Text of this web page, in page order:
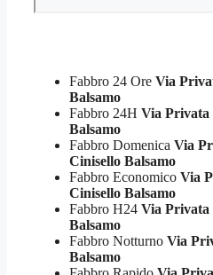
Fabbro 24 Ore Via
Balsamo
Fabbro 24H Via Privata
Balsamo
Fabbro Domenica Via
Cinisello Balsamo
Fabbro Economico Via
Cinisello Balsamo
Fabbro H24 Via Privata
Balsamo
Fabbro Notturno Via
Balsamo